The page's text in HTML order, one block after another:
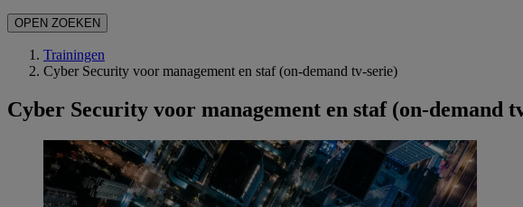
OPEN ZOEKEN
Trainingen
Cyber Security voor management en staf (on-demand tv-serie)
Cyber Security voor management en staf (on-demand